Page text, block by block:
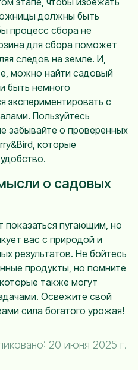
должны быть
процесс сбора не
для сбора поможет
следов на земле. И,
можно найти садовый
быть немного
экспериментировать с
Пользуйтесь
забывайте о проверенных
которые
о садовых
пугающим, но
вас с природой и
результатов. Не бойтесь
продукты, но помните
также могут
Освежите свой
сила богатого урожая!
20 июня 2025 г.